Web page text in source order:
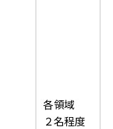
各領域
２名程度